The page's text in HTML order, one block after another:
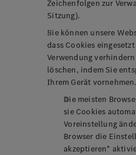
Zeichenfolgen zur
Sitzung).
Sie können unsere
dass Cookies
Verwendung
löschen, indem Sie
Ihrem Gerät
Die meisten
sie Cookies
Voreinstellung
Browser die
akzeptieren*